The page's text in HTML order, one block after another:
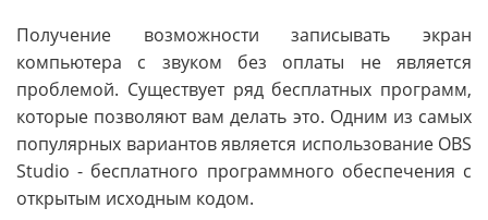
Получение возможности записывать экран
компьютера с звуком без оплаты не является
проблемой. Существует ряд бесплатных программ,
которые позволяют вам делать это. Одним из самых
популярных вариантов является использование OBS
Studio - бесплатного программного обеспечения с
открытым исходным кодом.